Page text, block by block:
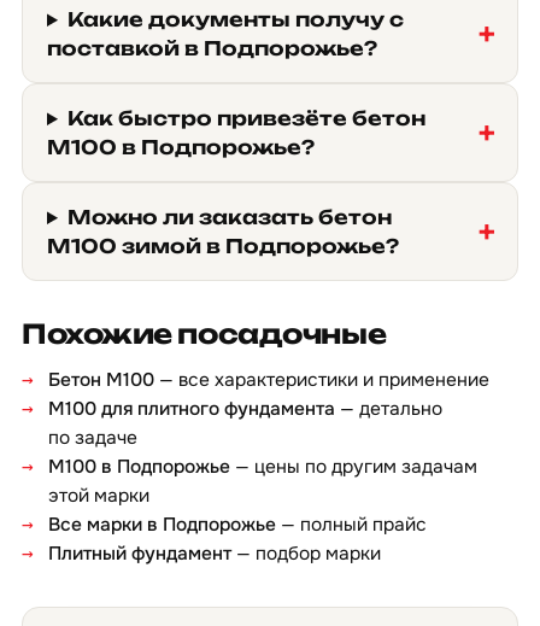
Какие документы получу с
поставкой в Подпорожье?
Как быстро привезёте бетон
М100 в Подпорожье?
Можно ли заказать бетон
М100 зимой в Подпорожье?
Похожие посадочные
Бетон М100 — все характеристики и применение
М100 для плитного фундамента — детально
по задаче
М100 в Подпорожье — цены по другим задачам
этой марки
Все марки в Подпорожье — полный прайс
Плитный фундамент— подбор марки